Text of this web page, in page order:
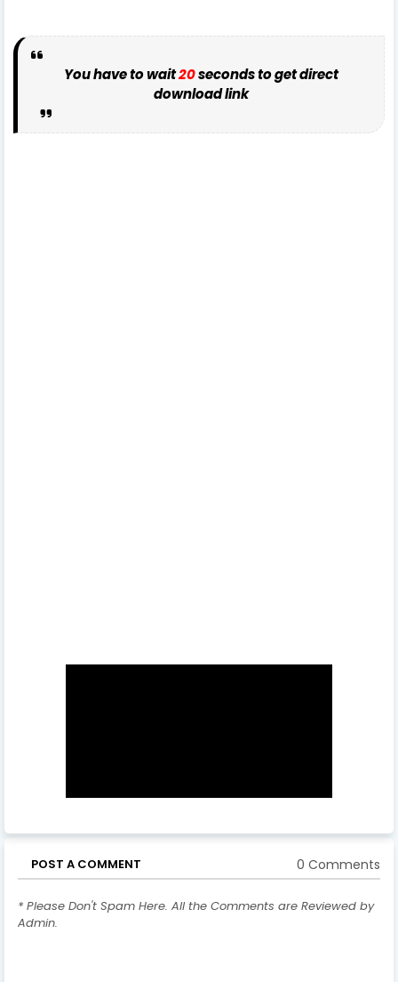
You have to wait20seconds to get direct
download link
POST A COMMENT 0 Comments
* Please Don't Spam Here. All the Comments are Reviewed by
Admin.